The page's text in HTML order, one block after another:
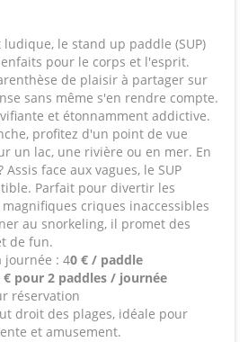
le stand up paddle (SUP)
pour le corps et l'esprit.
de plaisir à partager sur
sans même s'en rendre compte.
et étonnamment addictive.
profitez d'un point de vue
un lac, une rivière ou en mer. En
face aux vagues, le SUP
Parfait pour divertir les
criques inaccessibles
au snorkeling, il promet des
de fun.
journée : 40 € / paddle
€ pour 2 paddles / journée
réservation
droit des plages, idéale pour
et amusement.